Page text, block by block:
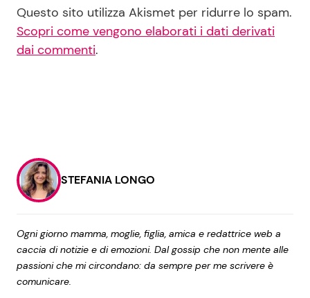
Questo sito utilizza Akismet per ridurre lo spam.
Scopri come vengono elaborati i dati derivati
dai commenti.
STEFANIA LONGO
Ogni giorno mamma, moglie, figlia, amica e redattrice web a
caccia di notizie e di emozioni. Dal gossip che non mente alle
passioni che mi circondano: da sempre per me scrivere è
comunicare.